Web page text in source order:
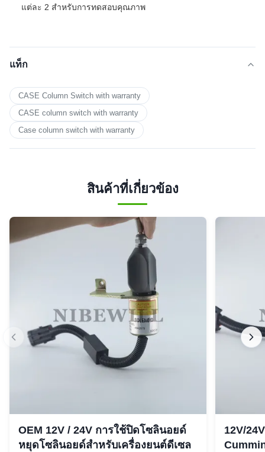
แต่ละ 2 สําหรับการทดสอบคุณภาพ
แท็ก
CASE Column Switch with warranty
CASE column switch with warranty
Case column switch with warranty
สินค้าที่เกี่ยวข้อง
OEM 12V / 24V การใช้ปิดโซลินอยด์
หยุดโซลินอยด์สำหรับเครื่องยนต์ดีเซล
12V/